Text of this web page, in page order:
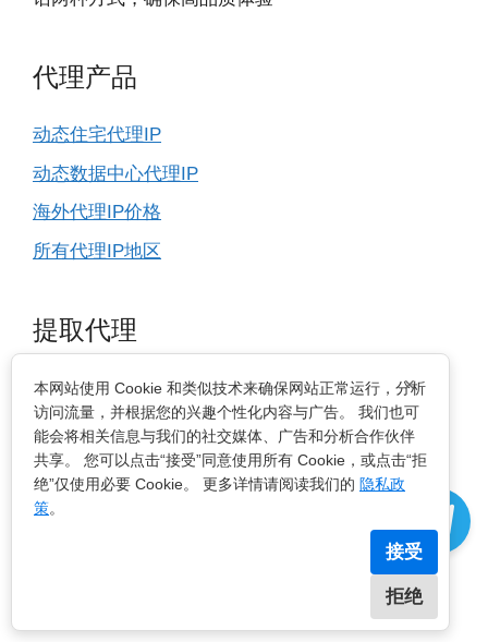
代理产品
动态住宅代理IP
动态数据中心代理IP
海外代理IP价格
所有代理IP地区
提取代理
HTTP代理IP
Socks5代理IP
提取IP代理
API提取示例
×
本网站使用 Cookie 和类似技术来确保网站正常运行，分析
访问流量，并根据您的兴趣个性化内容与广告。 我们也可
能会将相关信息与我们的社交媒体、广告和分析合作伙伴
共享。 您可以点击“接受”同意使用所有 Cookie，或点击“拒
绝”仅使用必要 Cookie。 更多详情请阅读我们的 隐私政
策。
接受
拒绝